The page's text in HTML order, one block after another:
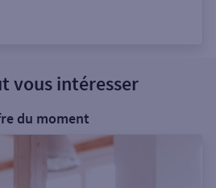
vous intéresser
du moment